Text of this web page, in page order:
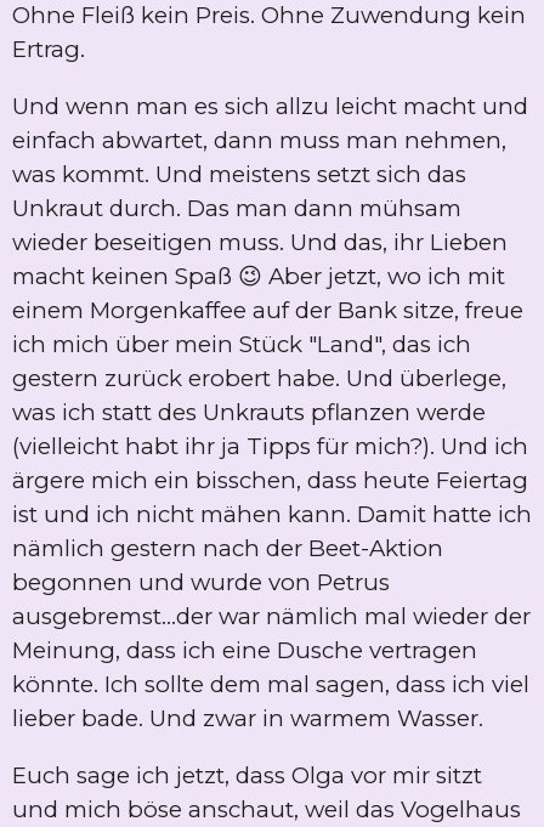
Ohne Fleiß kein Preis. Ohne Zuwendung kein
Ertrag.
Und wenn man es sich allzu leicht macht und
einfach abwartet, dann muss man nehmen,
was kommt. Und meistens setzt sich das
Unkraut durch. Das man dann mühsam
wieder beseitigen muss. Und das, ihr Lieben
macht keinen Spaß 😉 Aber jetzt, wo ich mit
einem Morgenkaffee auf der Bank sitze, freue
ich mich über mein Stück "Land", das ich
gestern zurück erobert habe. Und überlege,
was ich statt des Unkrauts pflanzen werde
(vielleicht habt ihr ja Tipps für mich?). Und ich
ärgere mich ein bisschen, dass heute Feiertag
ist und ich nicht mähen kann. Damit hatte ich
nämlich gestern nach der Beet-Aktion
begonnen und wurde von Petrus
ausgebremst...der war nämlich mal wieder der
Meinung, dass ich eine Dusche vertragen
könnte. Ich sollte dem mal sagen, dass ich viel
lieber bade. Und zwar in warmem Wasser.
Euch sage ich jetzt, dass Olga vor mir sitzt
und mich böse anschaut, weil das Vogelhaus